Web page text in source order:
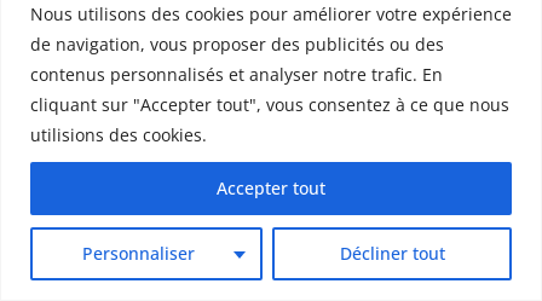
Nous utilisons des cookies pour améliorer votre expérience
de navigation, vous proposer des publicités ou des
contenus personnalisés et analyser notre trafic. En
cliquant sur "Accepter tout", vous consentez à ce que nous
utilisions des cookies.
Personnaliser Décliner tout
Accepter tout
Caroline Goldman épinglée pour pr...dans Caroline Goldman
épinglée pour promotion débridée de la psychanalyse et déni
de science sur France Inter elle-même rappelée à l’ordre
Zoenithdans Caroline Goldman épinglée pour promotion
débridée de la psychanalyse et déni de science sur France
Inter elle-même rappelée à l’ordre